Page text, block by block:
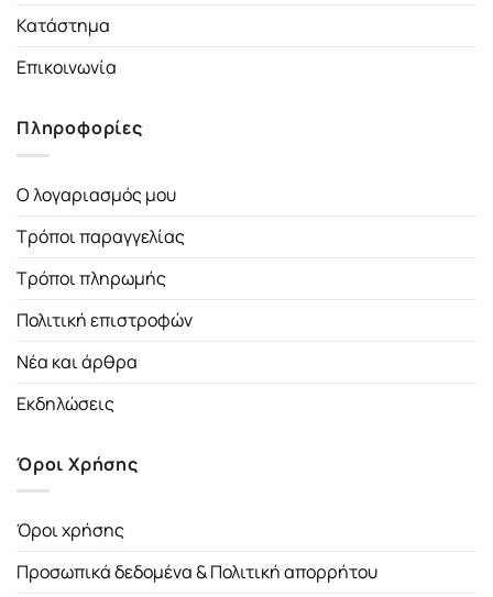
Κατάστημα
Επικοινωνία
Πληροφορίες
Ο λογαριασμός μου
Τρόποι παραγγελίας
Τρόποι πληρωμής
Πολιτική επιστροφών
Νέα και άρθρα
Εκδηλώσεις
Όροι Χρήσης
Όροι χρήσης
Προσωπικά δεδομένα & Πολιτική απορρήτου